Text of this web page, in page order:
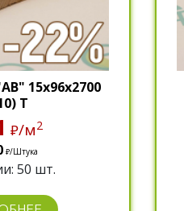
15х96х2700
Т
₽/м2
₽/Штука
50 шт.